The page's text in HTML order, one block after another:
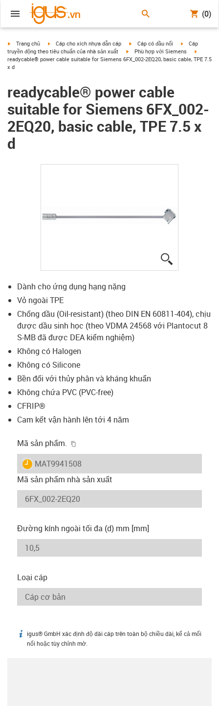
(0)
igus-icon-arrow-right
Trang chủ igus-icon-arrow-right
Cáp cho xích nhựa dẫn cáp igus-icon-arrow-right
Cáp có đầu nối igus-icon-
Cáp
truyền động theo tiêu chuẩn của nhà sản xuất
igus-icon-arrow-right
Phù hợp với Siemens
readycable® power cable suitable for Siemens 6FX_002-2EQ20, basic cable, TPE 7.5
x d
readycable® power cable
suitable for Siemens 6FX_002-
2EQ20, basic cable, TPE 7.5 x
d
Dành cho ứng dụng hạng nặng
Vỏ ngoài TPE
Chống dầu (Oil-resistant) (theo DIN EN 60811-404), chịu
được dầu sinh học (theo VDMA 24568 với Plantocut 8
S-MB đã được DEA kiểm nghiệm)
Không có Halogen
Không có Silicone
Bền đối với thủy phân và kháng khuẩn
Không chứa PVC (PVC-free)
CFRIP®
Cam kết vận hành lên tới 4 năm
Mã sản phẩm.
igus-icon-lieferzeit
MAT9941508
Mã sản phẩm nhà sản xuất
Đường kính ngoài tối đa (d) mm [mm]
Loại cáp
igus-icon-info
igus® GmbH xác định độ dài cáp trên toàn bộ chiều dài, kể cả mối
nối hoặc tùy chỉnh mờ.